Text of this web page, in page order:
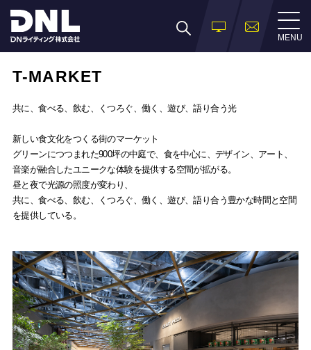
MENU
T-MARKET
共に、食べる、飲む、くつろぐ、働く、遊び、語り合う光
新しい食文化をつくる街のマーケット
グリーンにつつまれた900坪の中庭で、食を中心に、デザイン、アート、
音楽が融合したユニークな体験を提供する空間が拡がる。
昼と夜で光源の照度が変わり、
共に、食べる、飲む、くつろぐ、働く、遊び、語り合う豊かな時間と空間
を提供している。